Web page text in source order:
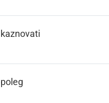
kaznovati
poleg